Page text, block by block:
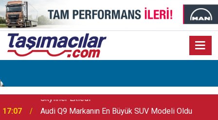
17:07 Audi Q9 Markanın En Büyük SUV Modeli Oldu